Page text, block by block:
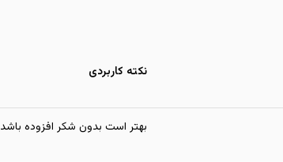
نکته کاربردی
بهتر است بدون شکر افزوده باشد